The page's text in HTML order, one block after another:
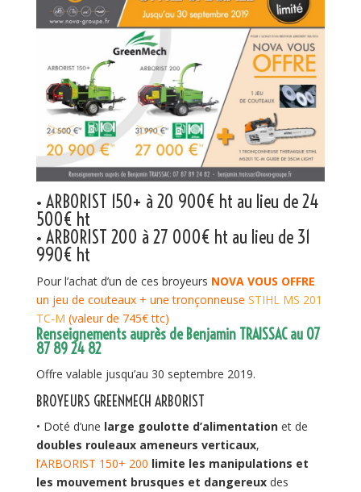
• ARBORIST 150+ à 20 900€ ht au lieu de 24
500€ ht
• ARBORIST 200 à 27 000€ ht au lieu de 31
990€ ht
Pour l’achat d’un de ces broyeurs NOVA VOUS OFFRE
un jeu de couteaux + une tronçonneuse STIHL MS 201
TC-M (valeur de 745€ ttc)
Renseignements auprès de Benjamin TRAISSAC au 07
87 89 24 82
Offre valable jusqu’au 30 septembre 2019.
BROYEURS GREENMECH ARBORIST
• Doté d’une large goulotte d’alimentationet de
doubles rouleaux ameneurs verticaux,
l’ARBORIST 150+ 200 limite les manipulations et
les mouvement brusques et dangereuxdes